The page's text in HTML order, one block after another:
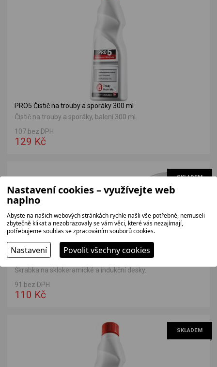
PRO5 Čistič na trouby a sporáky 300 ml
Čistič na trouby a sporáky, balení 300 ml.
107 bez DPH
129 Kč
SKLADEM
MORA PRSK123
Škrabka na sklokeramické a indukční desky.
91 bez DPH
110 Kč
SKLADEM
Nastavení cookies – využívejte web
naplno
Abyste na našich webových stránkách rychle našli vše potřebné, nemuseli
zbytečně klikat a nezobrazovaly se vám věci, které vás nezajímají,
potřebujeme souhlas se zpracováním souborů cookies.
Nastavení Povolit všechny cookies